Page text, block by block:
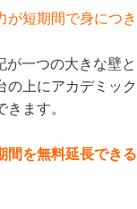
が短期間で身につ
一つの大きな壁
上にアカデミッ
ます。
間を無料延長できる